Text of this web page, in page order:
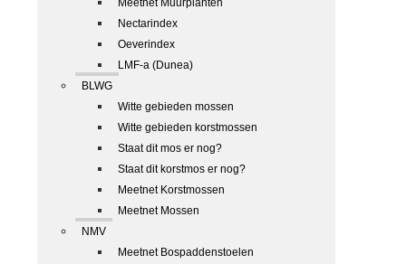
Meetnet Muurplanten
Nectarindex
Oeverindex
LMF-a (Dunea)
BLWG
Witte gebieden mossen
Witte gebieden korstmossen
Staat dit mos er nog?
Staat dit korstmos er nog?
Meetnet Korstmossen
Meetnet Mossen
NMV
Meetnet Bospaddenstoelen